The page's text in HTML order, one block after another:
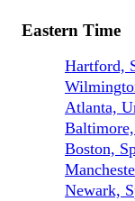
Eastern Time
Hartford,
Atlanta,
Boston,
Newark,